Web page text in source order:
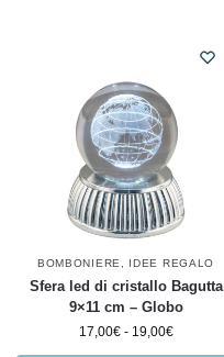
BOMBONIERE IDEE REGALO
Sfera led di cristallo Bagutta
9×11 cm – Globo
17,00€ - 19,00€